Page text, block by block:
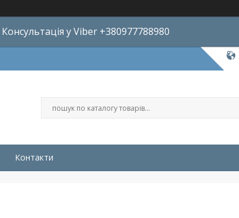
Консультація у Viber +380977788980
Контакти